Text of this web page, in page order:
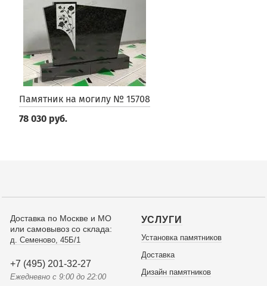
Памятник на могилу № 15708
78 030 руб.
Доставка по Москве и МО
или самовывоз со склада:
д. Семеново, 45Б/1
+7 (495) 201-32-27
Ежедневно с 9:00 до 22:00
УСЛУГИ
Установка памятников
Доставка
Дизайн памятников